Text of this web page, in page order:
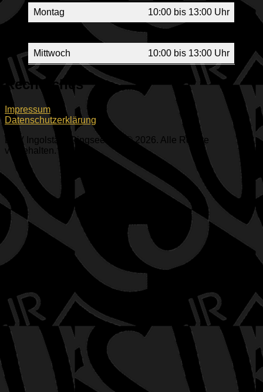
Montag 10:00 bis 13:00 Uhr
Mittwoch 10:00 bis 13:00 Uhr
Rechtliches
Impressum
Datenschutzerklärung
ESV Ingolstadt-Ringsee e.V. © 2026. Alle Rechte
vorbehalten.